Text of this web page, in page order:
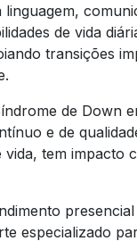
de vida
transições
de Down
e de
vida, tem impacto
especializado